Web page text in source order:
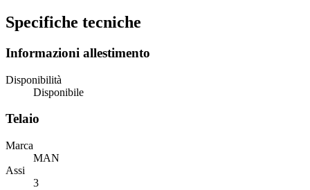
Specifiche tecniche
Informazioni allestimento
Disponibilità
Disponibile
Telaio
Marca
MAN
Assi
3